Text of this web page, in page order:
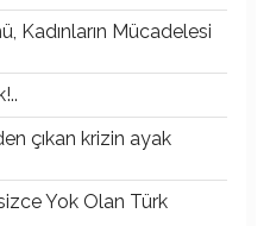
Kadınların Mücadelesi
çıkan krizin ayak
Yok Olan Türk